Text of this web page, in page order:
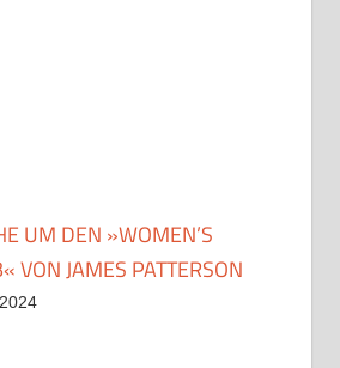
UM DEN »WOMEN’S
VON JAMES PATTERSON